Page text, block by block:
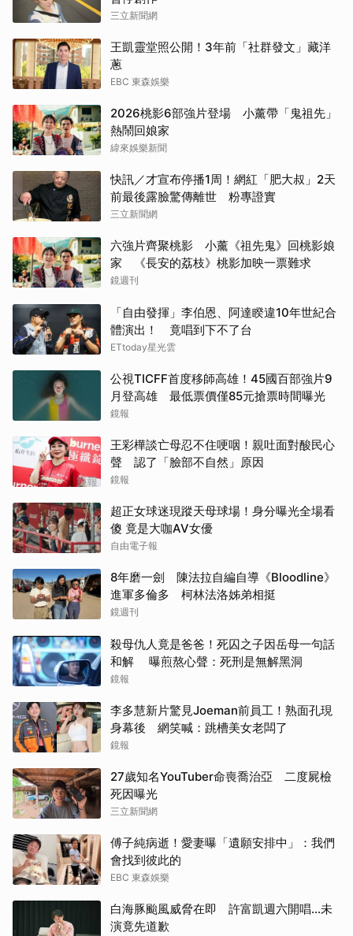
三立新聞網
王凱靈堂照公開！3年前「社群發文」藏洋
蔥
EBC 東森娛樂
2026桃影6部強片登場 小薰帶「鬼祖先」
熱鬧回娘家
緯來娛樂新聞
快訊／才宣布停播1周！網紅「肥大叔」2天
前最後露臉驚傳離世 粉專證實
三立新聞網
六強片齊聚桃影 小薰《祖先鬼》回桃影娘
家 《長安的荔枝》桃影加映一票難求
鏡週刊
「自由發揮」李伯恩、阿達睽違10年世紀合
體演出！ 竟唱到下不了台
ETtoday星光雲
公視TICFF首度移師高雄！45國百部強片9
月登高雄 最低票價僅85元搶票時間曝光
鏡報
王彩樺談亡母忍不住哽咽！親吐面對酸民心
聲 認了「臉部不自然」原因
鏡報
超正女球迷現蹤天母球場！身分曝光全場看
傻 竟是大咖AV女優
自由電子報
8年磨一劍 陳法拉自編自導《Bloodline》
進軍多倫多 柯林法洛姊弟相挺
鏡週刊
殺母仇人竟是爸爸！死囚之子因岳母一句話
和解 曝煎熬心聲：死刑是無解黑洞
鏡報
李多慧新片驚見Joeman前員工！熟面孔現
身幕後 網笑喊：跳槽美女老闆了
鏡報
27歲知名YouTuber命喪喬治亞 二度屍檢
死因曝光
三立新聞網
傅子純病逝！愛妻曝「遺願安排中」：我們
會找到彼此的
EBC 東森娛樂
白海豚颱風威脅在即 許富凱週六開唱...未
演竟先道歉